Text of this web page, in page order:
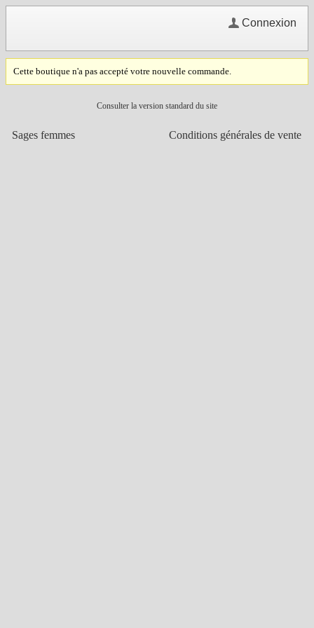
Connexion
Cette boutique n'a pas accepté votre nouvelle commande.
Consulter la version standard du site
Sages femmes Conditions générales de vente